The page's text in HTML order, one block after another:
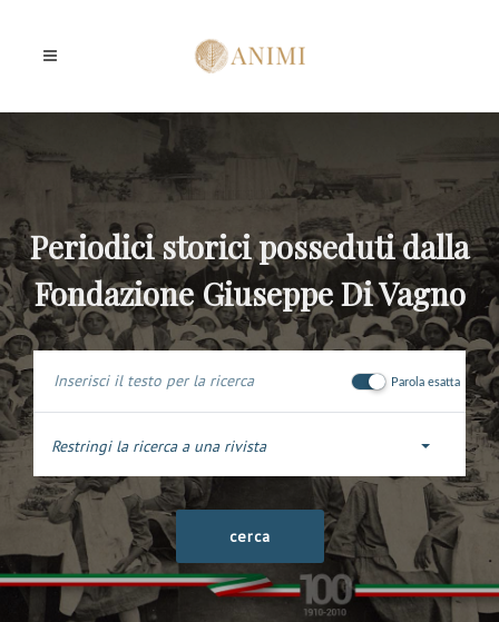
Periodici storici posseduti dalla
Fondazione Giuseppe Di Vagno
Parola esatta
Restringi la ricerca a una rivista